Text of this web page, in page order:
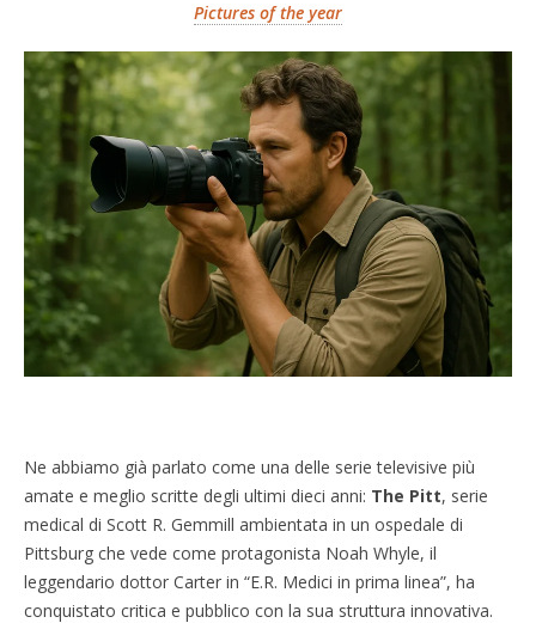
Pictures of the year
Ne abbiamo già parlato come una delle serie televisive più
amate e meglio scritte degli ultimi dieci anni: The Pitt, serie
medical di Scott R. Gemmill ambientata in un ospedale di
Pittsburg che vede come protagonista Noah Whyle, il
leggendario dottor Carter in “E.R. Medici in prima linea”, ha
conquistato critica e pubblico con la sua struttura innovativa.